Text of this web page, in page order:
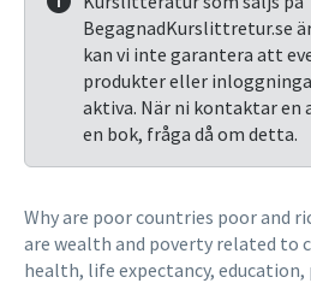
BegagnadKurslittretur.se
kan vi inte garantera att
produkter eller
aktiva. När ni kontaktar en
en bok, fråga då om detta.
Why are poor countries poor and
are wealth and poverty related to
health, life expectancy,